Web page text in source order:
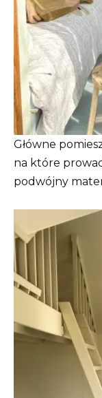
Główne
na które
podwójny